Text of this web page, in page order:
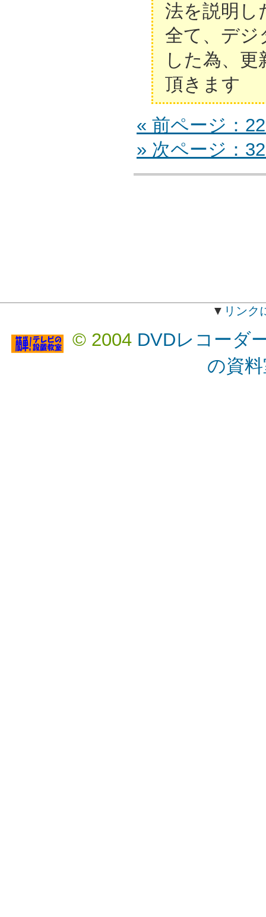
法を説明し
全て、デジ
した為、
頂きます
« 前ページ：
» 次ページ：
▼ リンク
© 2004 DVDレコーダ
の資